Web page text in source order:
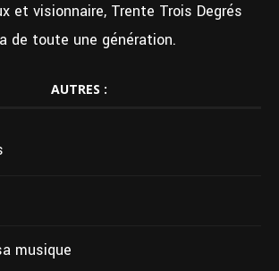
et visionnaire, Trente Trois Degrés
de toute une génération.
AUTRES :
musique